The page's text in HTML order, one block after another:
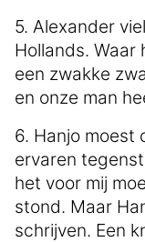
5. Alexander
Hollands. Waar
een zwakke
en onze man
6. Hanjo moest
ervaren
het voor mij
stond. Maar
schrijven. Een